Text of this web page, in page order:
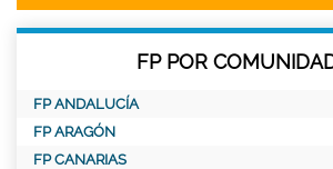
FP POR
FP ANDALUCÍA
FP ARAGÓN
FP CANARIAS